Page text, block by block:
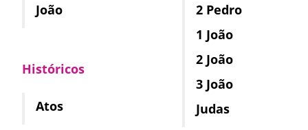
João
Históricos
Atos
2 Pedro
1 João
2 João
3 João
Judas